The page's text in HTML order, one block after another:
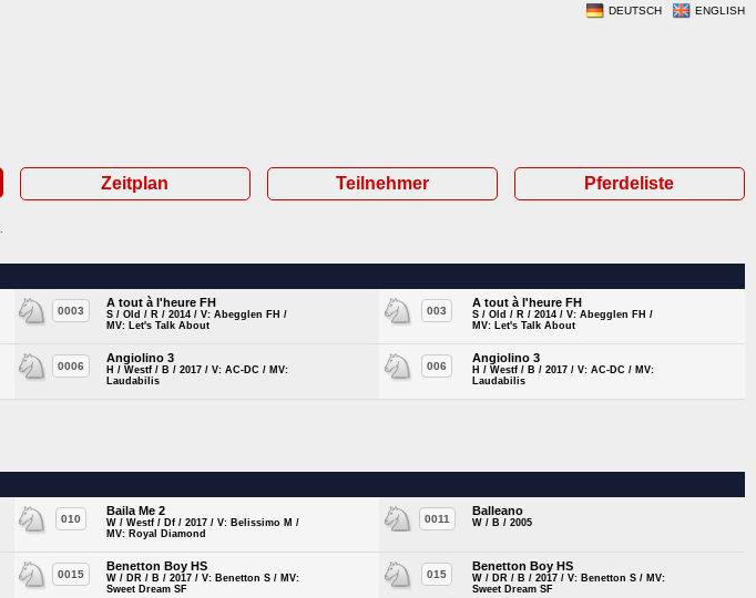
ENGLISH
DEUTSCH
Zeitplan Teilnehmer Pferdeliste
0003
A tout à l'heure FH
S / Old / R / 2014 / V: Abegglen FH /
MV: Let's Talk About
003
A tout à l'heure FH
S / Old / R / 2014 / V: Abegglen FH /
MV: Let's Talk About
0006
Angiolino 3
H / Westf / B / 2017 / V: AC-DC / MV:
Laudabilis
006
Angiolino 3
H / Westf / B / 2017 / V: AC-DC / MV:
Laudabilis
010
Baila Me 2
W / Westf / Df / 2017 / V: Belissimo M /
MV: Royal Diamond
0011
Balleano
W / B / 2005
0015
Benetton Boy HS
W / DR / B / 2017 / V: Benetton S / MV:
Sweet Dream SF
015
Benetton Boy HS
W / DR / B / 2017 / V: Benetton S / MV:
Sweet Dream SF